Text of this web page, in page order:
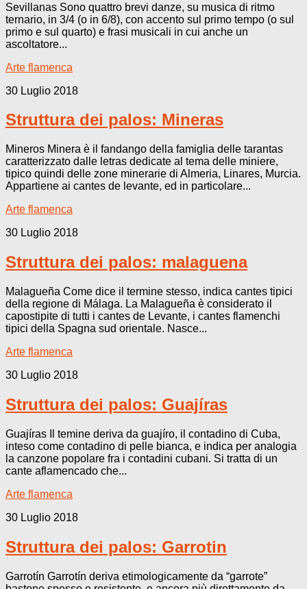
Sevillanas Sono quattro brevi danze, su musica di ritmo
ternario, in 3/4 (o in 6/8), con accento sul primo tempo (o sul
primo e sul quarto) e frasi musicali in cui anche un
ascoltatore...
Arte flamenca
30 Luglio 2018
Struttura dei palos: Mineras
Mineros Minera è il fandango della famiglia delle tarantas
caratterizzato dalle letras dedicate al tema delle miniere,
tipico quindi delle zone minerarie di Almeria, Linares, Murcia.
Appartiene ai cantes de levante, ed in particolare...
Arte flamenca
30 Luglio 2018
Struttura dei palos: malaguena
Malagueña Come dice il termine stesso, indica cantes tipici
della regione di Málaga. La Malagueña è considerato il
capostipite di tutti i cantes de Levante, i cantes flamenchi
tipici della Spagna sud orientale. Nasce...
Arte flamenca
30 Luglio 2018
Struttura dei palos: Guajíras
Guajíras Il temine deriva da guajíro, il contadino di Cuba,
inteso come contadino di pelle bianca, e indica per analogia
la canzone popolare fra i contadini cubani. Si tratta di un
cante aflamencado che...
Arte flamenca
30 Luglio 2018
Struttura dei palos: Garrotin
Garrotín Garrotín deriva etimologicamente da “garrote”